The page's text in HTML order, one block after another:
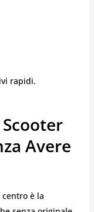
rapidi.
Avere
è la